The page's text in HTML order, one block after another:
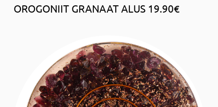
OROGONIIT GRANAAT ALUS 19.90€